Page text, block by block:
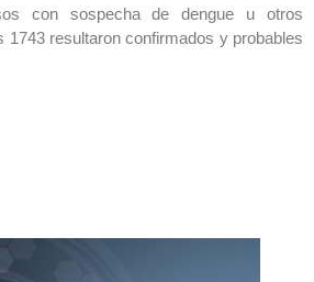
con sospecha de dengue u otros
1743 resultaron confirmados y probables